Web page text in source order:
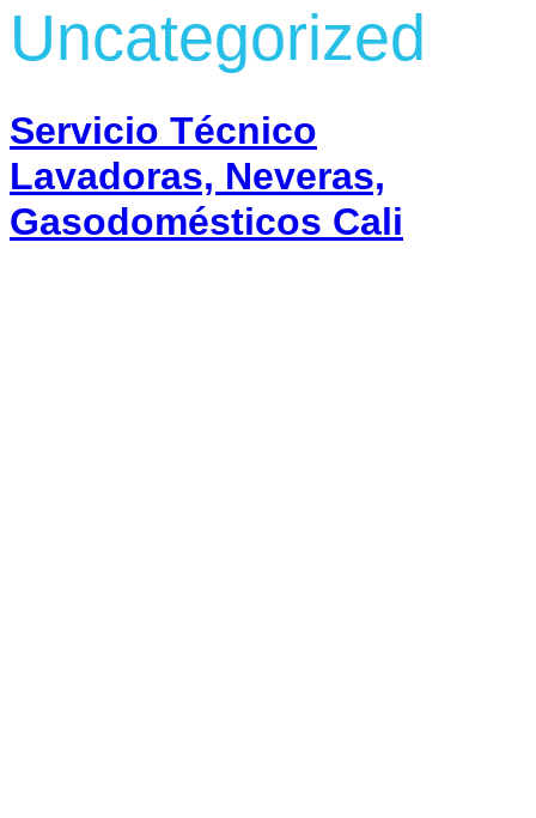
Uncategorized
Servicio Técnico
Lavadoras, Neveras,
Gasodomésticos Cali